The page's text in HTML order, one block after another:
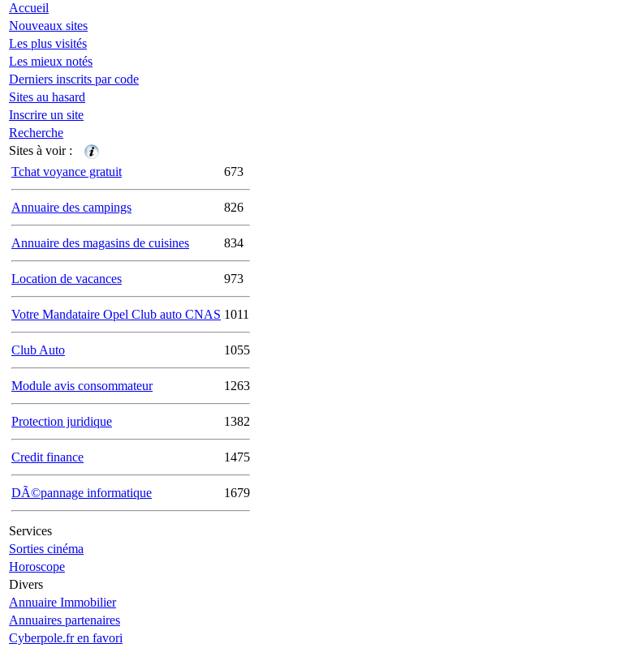
Accueil
Nouveaux sites
Les plus visités
Les mieux notés
Derniers inscrits par code
Sites au hasard
Inscrire un site
Recherche
Sites à voir :
Tchat voyance gratuit
673
Annuaire des campings 826
Annuaire des magasins de cuisines 834
Location de vacances 973
Votre Mandataire Opel Club auto CNAS 1011
Club Auto 1055
Module avis consommateur 1263
Protection juridique 1382
Credit finance 1475
DÃ©pannage informatique 1679
Services
Sorties cinéma
Horoscope
Divers
Annuaire Immobilier
Annuaires partenaires
Cyberpole.fr en favori